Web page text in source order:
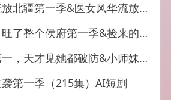
季&医女风华流放北疆第一季（92集）AI短剧
一季&捡来的福运旺了整个侯府第一季（129集）AI短剧
破防&小师妹五界第一天才见她都破防（51集）AI短剧
第一季（215集）AI短剧